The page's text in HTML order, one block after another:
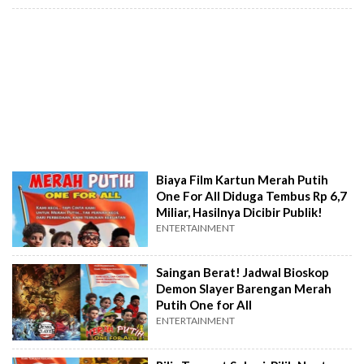
Biaya Film Kartun Merah Putih
One For All Diduga Tembus Rp 6,7
Miliar, Hasilnya Dicibir Publik!
ENTERTAINMENT
Saingan Berat! Jadwal Bioskop
Demon Slayer Barengan Merah
Putih One for All
ENTERTAINMENT